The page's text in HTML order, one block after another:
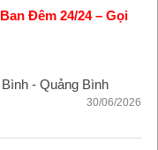
Đêm 24/24 – Gọi
- Quảng Bình
30/06/2026